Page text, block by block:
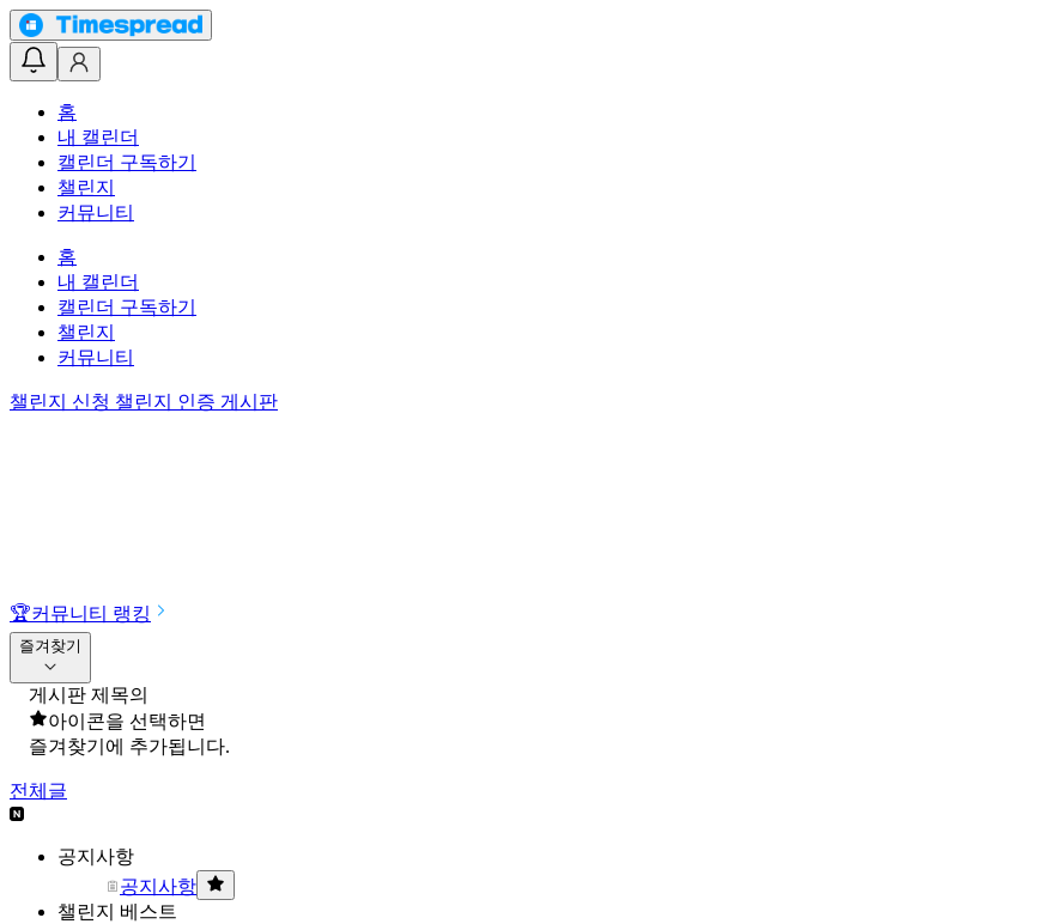
홈
내 캘린더
캘린더 구독하기
챌린지
커뮤니티
홈
내 캘린더
캘린더 구독하기
챌린지
커뮤니티
챌린지 신청 챌린지 인증 게시판
🏆커뮤니티 랭킹
즐겨찾기
게시판 제목의
아이콘을 선택하면
즐겨찾기에 추가됩니다.
전체글
공지사항
공지사항
챌린지 베스트